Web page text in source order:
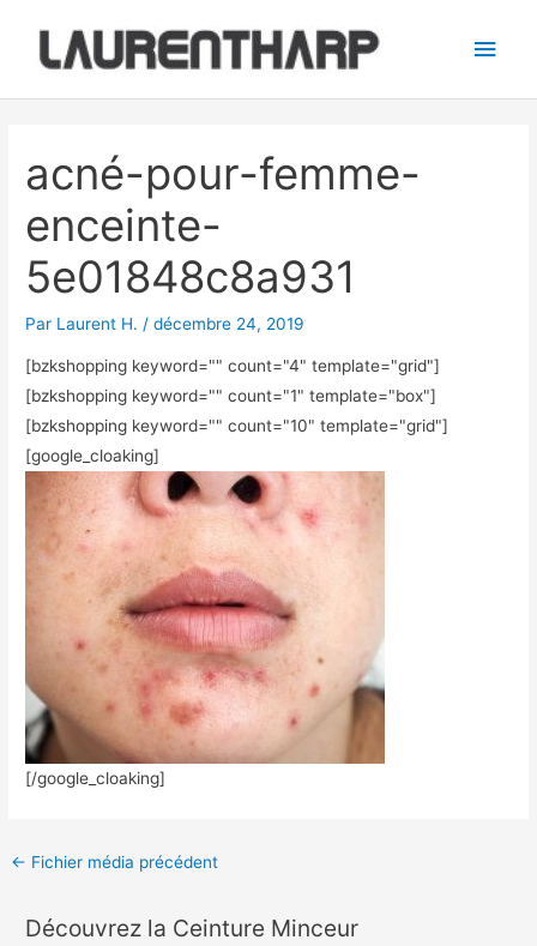
contenu
acné-pour-femme-
enceinte-
5e01848c8a931
Par Laurent H. /décembre 24, 2019
[bzkshopping keyword="" count="4" template="grid"]
[bzkshopping keyword="" count="1" template="box"]
[bzkshopping keyword="" count="10" template="grid"]
[google_cloaking]
[/google_cloaking]
articles
← Fichier média précédent
Découvrez la Ceinture Minceur